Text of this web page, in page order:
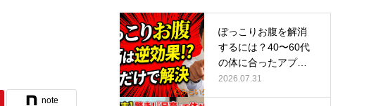
note
ぽっこりお腹を解消
するには？40〜60代
の体に合ったアプロ
ーチ
2026.07.31